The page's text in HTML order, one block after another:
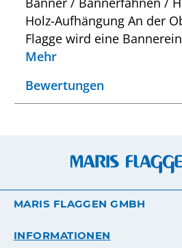
Holz-Aufhängung An der
Flagge wird eine
Mehr
Bewertungen
MARIS FLAGGEN GMBH
INFORMATIONEN